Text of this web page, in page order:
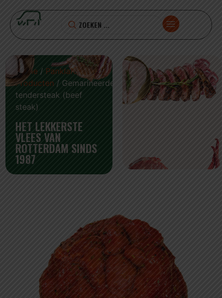
Home / Panklare
Producten / Gemarineerde
tendersteak (beef
steak)
HET LEKKERSTE
VLEES VAN
ROTTERDAM SINDS
1987